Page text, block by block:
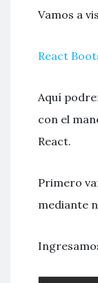
Vamos a
React
Aquí
con el
React.
Primero
mediante